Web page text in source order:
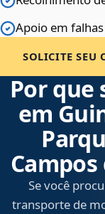
Apoio em
SOLICITE SEU
Por que
em
Campos
Se você
transporte de